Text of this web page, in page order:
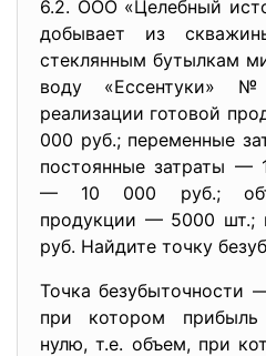
6.2. ООО «Целебный
добывает из
стеклянным бутылкам
воду «Ессентуки»
реализации готовой
000 руб.; переменные
постоянные затраты —
— 10 000 руб.;
продукции — 5000 шт.;
руб. Найдите точку
Точка безубыточности
при котором прибыль
нулю, т.е. объем, при